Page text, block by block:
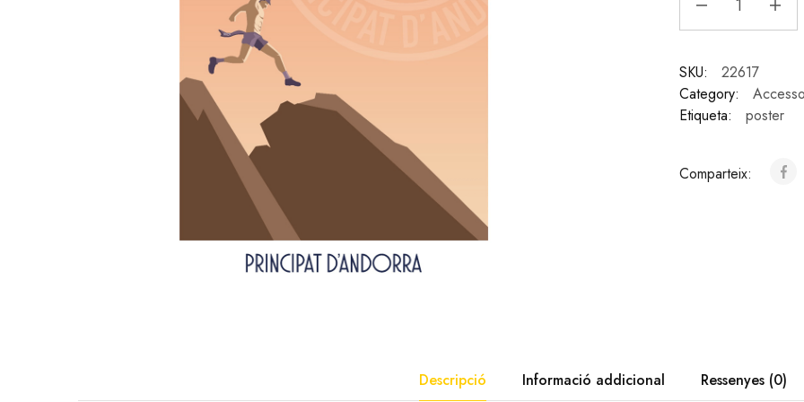
SKU:
22617
Category:
Etiqueta:
poster
Comparteix:
Descripció Informació addicional Ressenyes (0)